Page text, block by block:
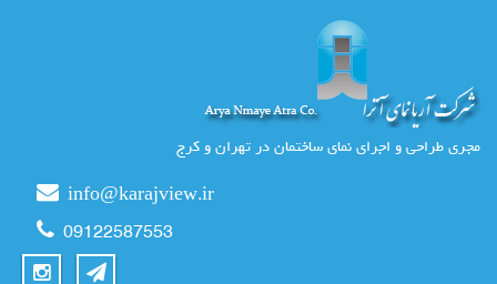
مجری طراحی و اجرای نمای ساختمان در تهران و کرج
info@karajview.ir
09122587553